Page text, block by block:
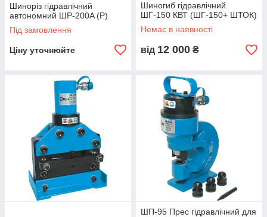
Шиноріз гідравлічний
автономний ШР-200A (Р)
Під замовлення
Ціну уточнюйте
Шиногиб гідравлічний
ШГ-150 КВТ (ШГ-150+ ШТОК)
Немає в наявності
від 12 000 ₴
ШП-95 Прес гідравлічний для